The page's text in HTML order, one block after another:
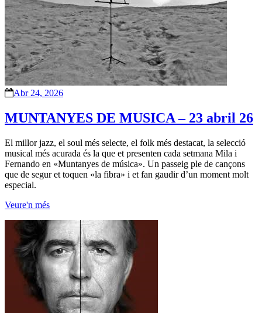
Abr 24, 2026
MUNTANYES DE MUSICA – 23 abril 26
El millor jazz, el soul més selecte, el folk més destacat, la selecció
musical més acurada és la que et presenten cada setmana Mila i
Fernando en «Muntanyes de música». Un passeig ple de cançons
que de segur et toquen «la fibra» i et fan gaudir d’un moment molt
especial.
Veure'n més